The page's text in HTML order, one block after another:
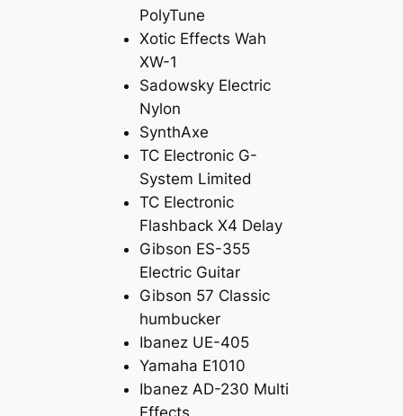
PolyTune
Xotic Effects Wah
XW-1
Sadowsky Electric
Nylon
SynthAxe
TC Electronic G-
System Limited
TC Electronic
Flashback X4 Delay
Gibson ES-355
Electric Guitar
Gibson 57 Classic
humbucker
Ibanez UE-405
Yamaha E1010
Ibanez AD-230 Multi
Effects